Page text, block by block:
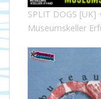
SPLIT DOGS [UK]
Museumskeller